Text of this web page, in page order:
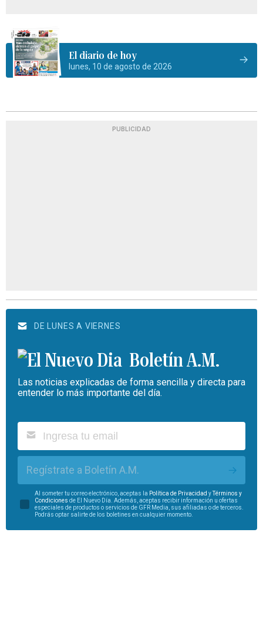
El diario de hoy
lunes, 10 de agosto de 2026
PUBLICIDAD
DE LUNES A VIERNES
Boletín A.M.
Las noticias explicadas de forma sencilla y directa para
entender lo más importante del día.
Regístrate a Boletín A.M.
Al someter tu correo electrónico, aceptas la Política de Privacidad yTérminos y
Condiciones de El Nuevo Día. Además, aceptas recibir información u ofertas
especiales de productos o servicios de GFR Media, sus afiliadas o de terceros.
Podrás optar salirte de los boletines en cualquier momento.